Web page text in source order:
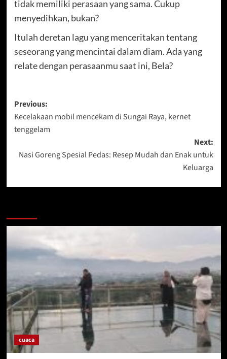
tidak memiliki perasaan yang sama. Cukup
menyedihkan, bukan?
Itulah deretan lagu yang menceritakan tentang
seseorang yang mencintai dalam diam. Ada yang
relate dengan perasaanmu saat ini, Bela?
Post
navigation
Previous:
Kecelakaan mobil mencekam di Sungai Raya, kernet
tenggelam
Next:
Nasi Goreng Spesial Pedas: Resep Mudah dan Enak untuk
Keluarga
cuaca